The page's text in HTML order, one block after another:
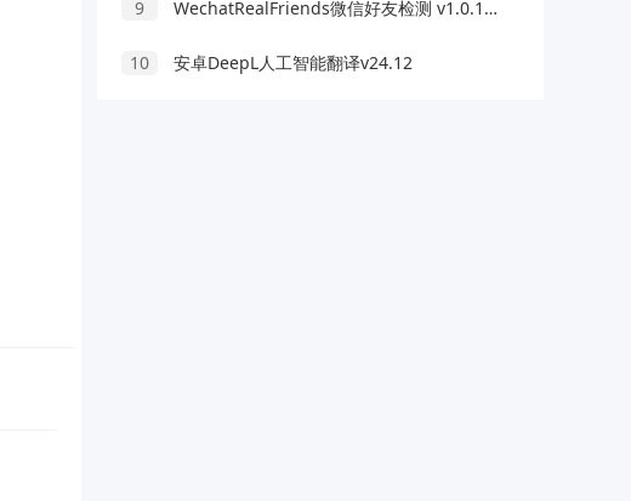
9 WechatRealFriends微信好友检测 v1.0.1绿色版
10 安卓DeepL人工智能翻译v24.12